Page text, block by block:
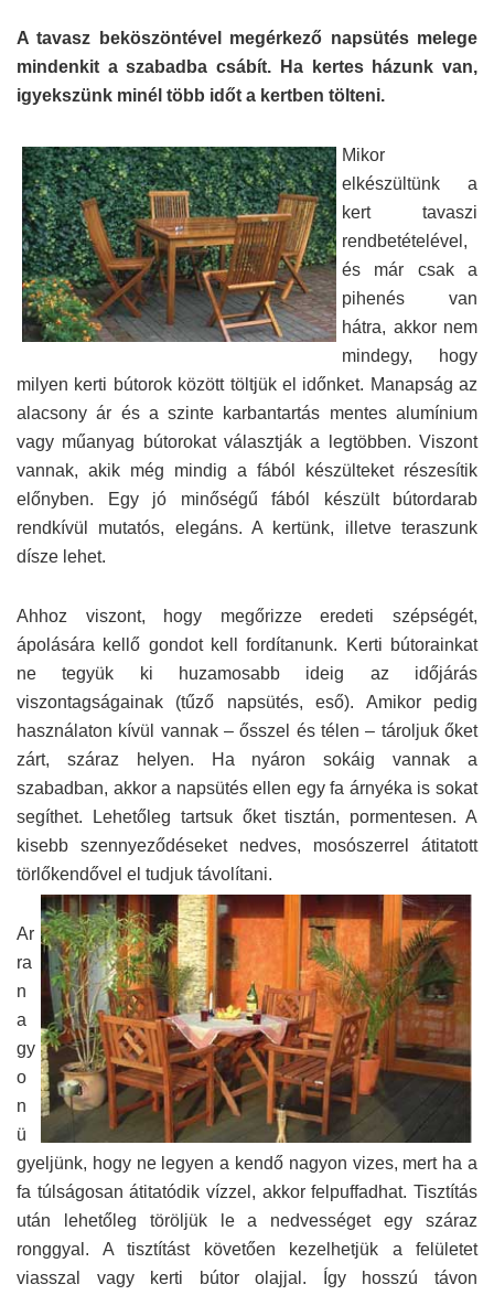
A tavasz beköszöntével megérkező napsütés melege
mindenkit a szabadba csábít. Ha kertes házunk van,
igyekszünk minél több időt a kertben tölteni.
Mikor
elkészültünk a
kert tavaszi
rendbetételével,
és már csak a
pihenés van
hátra, akkor nem
mindegy, hogy
milyen kerti bútorok között töltjük el időnket. Manapság az
alacsony ár és a szinte karbantartás mentes alumínium
vagy műanyag bútorokat választják a legtöbben. Viszont
vannak, akik még mindig a fából készülteket részesítik
előnyben. Egy jó minőségű fából készült bútordarab
rendkívül mutatós, elegáns. A kertünk, illetve teraszunk
dísze lehet.
Ahhoz viszont, hogy megőrizze eredeti szépségét,
ápolására kellő gondot kell fordítanunk. Kerti bútorainkat
ne tegyük ki huzamosabb ideig az időjárás
viszontagságainak (tűző napsütés, eső). Amikor pedig
használaton kívül vannak – ősszel és télen – tároljuk őket
zárt, száraz helyen. Ha nyáron sokáig vannak a
szabadban, akkor a napsütés ellen egy fa árnyéka is sokat
segíthet. Lehetőleg tartsuk őket tisztán, pormentesen. A
kisebb szennyeződéseket nedves, mosószerrel átitatott
törlőkendővel el tudjuk távolítani.
Ar
ra
n
a
gy
o
n
ü
gyeljünk, hogy ne legyen a kendő nagyon vizes, mert ha a
fa túlságosan átitatódik vízzel, akkor felpuffadhat. Tisztítás
után lehetőleg töröljük le a nedvességet egy száraz
ronggyal. A tisztítást követően kezelhetjük a felületet
viasszal vagy kerti bútor olajjal. Így hosszú távon